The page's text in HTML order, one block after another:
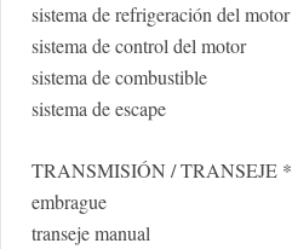
sistema de refrigeración del motor
sistema de control del motor
sistema de combustible
sistema de escape
TRANSMISIÓN / TRANSEJE *
embrague
transeje manual